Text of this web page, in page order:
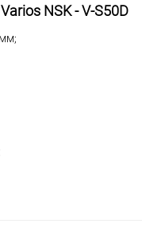
NSK - V-S50D